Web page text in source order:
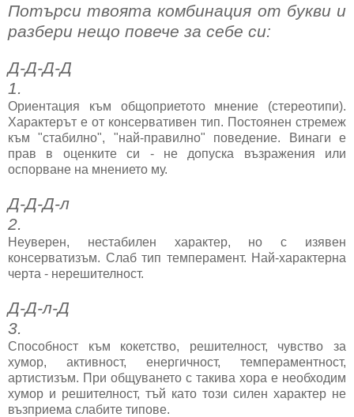
Потърси твоята комбинация от букви и
разбери нещо повече за себе си:
Д-Д-Д-Д
1.
Ориентация към общоприетото мнение (стереотипи).
Характерът е от консервативен тип. Постоянен стремеж
към "стабилно", "най-правилно" поведение. Винаги е
прав в оценките си - не допуска възражения или
оспорване на мнението му.
Д-Д-Д-л
2.
Неуверен, нестабилен характер, но с изявен
консерватизъм. Слаб тип темперамент. Най-характерна
черта - нерешителност.
Д-Д-л-Д
3.
Способност към кокетство, решителност, чувство за
хумор, активност, енергичност, темпераментност,
артистизъм. При общуването с такива хора е необходим
хумор и решителност, тъй като този силен характер не
възприема слабите типове.